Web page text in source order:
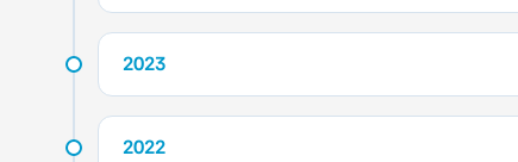
2023
2022